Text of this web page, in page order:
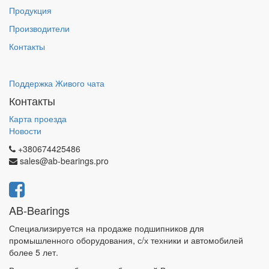
Продукция
Производители
Контакты
Поддержка Живого чата
Контакты
Карта проезда
Новости
+380674425486
sales@ab-bearings.pro
AB-Bearings
Специализируется на продаже подшипников для
промышленного оборудования, с/х техники и автомобилей
более 5 лет.